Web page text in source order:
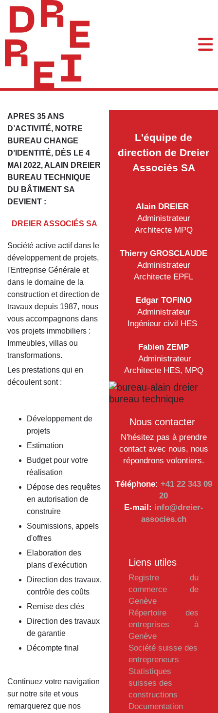
APRES 35 ANS
D’ACTIVITÉ, NOTRE
BUREAU CHANGE
D’IDENTITÉ, DÈS LE 4
MAI 2022, ALAIN DREIER
BUREAU TECHNIQUE
DU BÂTIMENT SA
DEVIENT :
DREIER ASSOCIÉS SA
Société active actif dans le
développement de projets,
l'Entreprise Générale et
dans le domaine de la
construction et direction de
travaux depuis 1987, nous
vous accompagnons dans
vos projets immobiliers :
Immeubles, villas ou
transformations.
Les prestations qui en
découlent sont :
Développement de
projets
Estimation
Budget pour votre
réalisation
Dépose des requêtes
en autorisation de
construire
Soumissions, appels
d'offres
Elaboration des
plans d'exécution
Direction des travaux,
contrôle des coûts
Remise des clés
Direction des travaux
de garantie
Décompte final
Continuez votre navigation
sur notre site et vous
remarquerez que nos
L'équipe de
direction de Dreier
Associés SA
Alain DREIER
Administrateur
Architecte MPQ
Thierry GROSCLAUDE
Administrateur
Architecte EPFL
Edgar TOFINO
Administrateur
Ingénieur civil HES
Fabien ZEMP
Administrateur
Architecte HES, MPQ
Nous contacter
N'hésitez pas à prendre
contact avec nous, nous
répondrons volontiers.
Téléphone: +41 22 343 09
20
E-mail: info@dreier-
associes.ch
Liens utiles
Registre du
commerce de
Genève
Répertoire des
entreprises à
Genève
Société suisse des
entrepreneurs
Statistiques
suisses des
constructions
Documentation